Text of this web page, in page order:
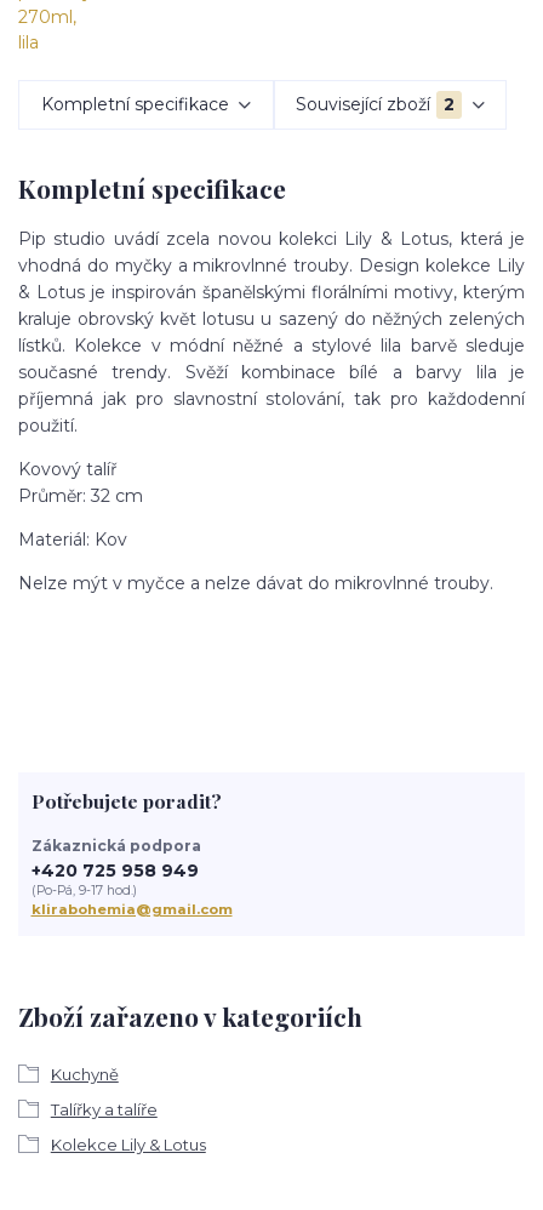
Kompletní specifikace Související zboží 2
Kompletní specifikace
Pip studio uvádí zcela novou kolekci Lily & Lotus, která je
vhodná do myčky a mikrovlnné trouby. Design kolekce Lily
& Lotus je inspirován španělskými florálními motivy, kterým
kraluje obrovský květ lotusu u sazený do něžných zelených
lístků. Kolekce v módní něžné a stylové lila barvě sleduje
současné trendy. Svěží kombinace bílé a barvy lila je
příjemná jak pro slavnostní stolování, tak pro každodenní
použití.
Kovový talíř
Průměr: 32 cm
Materiál: Kov
Nelze mýt v myčce a nelze dávat do mikrovlnné trouby.
Zboží zařazeno v kategoriích
Kuchyně
Talířky a talíře
Kolekce Lily & Lotus
Potřebujete poradit?
Zákaznická podpora
+420 725 958 949
(Po-Pá, 9-17 hod.)
klirabohemia@gmail.com